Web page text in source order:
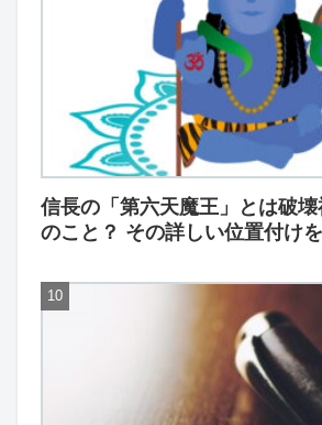
信長の「第六天魔王」とは破壊
のこと？ その詳しい位置付けを